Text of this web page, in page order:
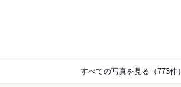
すべての写真を見る（773件）